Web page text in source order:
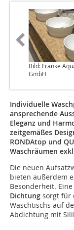
Bild: Franke
GmbH
Individuelle
ansprechende
Eleganz und
zeitgemäßes
RONDAtop und
Waschräumen
Die neuen
bieten außerdem
Besonderheit.
Dichtung sorgt für
Waschtischs auf
Abdichtung mit